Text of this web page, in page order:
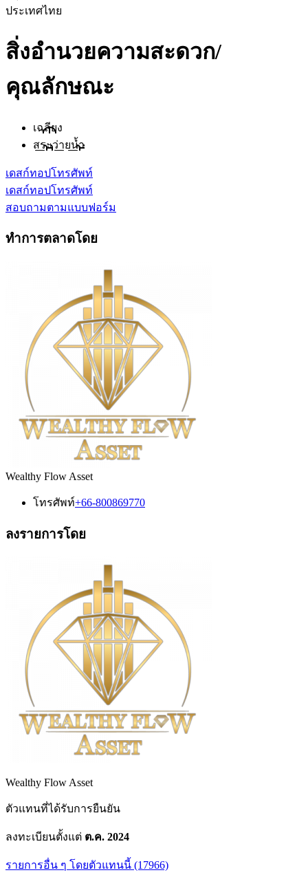
ประเทศไทย
สิ่งอำนวยความสะดวก/
คุณลักษณะ
เฉลียง
สระว่ายน้ำ
เดสก์ทอปโทรศัพท์
เดสก์ทอปโทรศัพท์
สอบถามตามแบบฟอร์ม
ทำการตลาดโดย
Wealthy Flow Asset
โทรศัพท์+66-800869770
ลงรายการโดย
Wealthy Flow Asset
ตัวแทนที่ได้รับการยืนยัน
ลงทะเบียนตั้งแต่ ต.ค. 2024
รายการอื่น ๆ โดยตัวแทนนี้ (17966)